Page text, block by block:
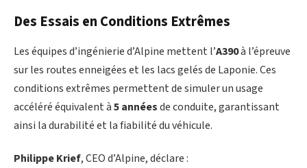
Des Essais en Conditions Extrêmes
Les équipes d’ingénierie d’Alpine mettent l’A390à l’épreuve
sur les routes enneigées et les lacs gelés de Laponie. Ces
conditions extrêmes permettent de simuler un usage
accéléré équivalent à5 annéesde conduite, garantissant
ainsi la durabilité et la fiabilité du véhicule.
Philippe Krief, CEO d’Alpine, déclare :